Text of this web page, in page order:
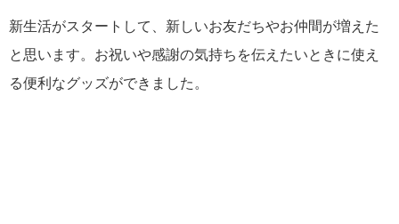
新生活がスタートして、新しいお友だちやお仲間が増えた
と思います。お祝いや感謝の気持ちを伝えたいときに使え
る便利なグッズができました。